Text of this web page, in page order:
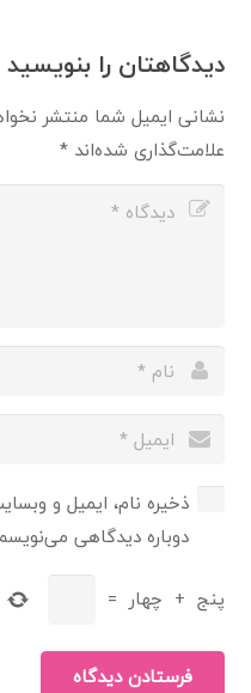
دیدگاهتان را بنویسید
نشانی ایمیل شما منتشر
علامت‌گذاری شده‌اند*
ذخیره نام، ایمیل و
دوباره دیدگاهی
پنج + چهار =
فرستادن دیدگاه